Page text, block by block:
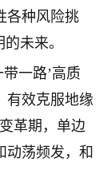
各种风险挑
未来。
一路’高质
有效克服地缘
革期，单边
动荡频发，和